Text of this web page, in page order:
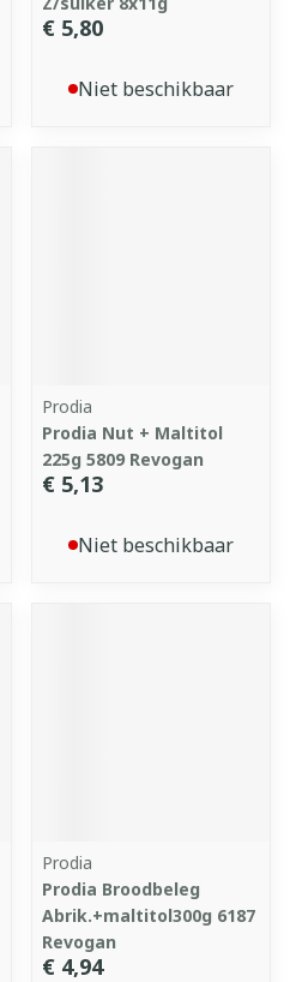
€ 5,80
Niet beschikbaar
Prodia
Prodia Nut + Maltitol
225g 5809 Revogan
€ 5,13
Niet beschikbaar
Prodia
Prodia Broodbeleg
Abrik.+maltitol300g 6187
Revogan
€ 4,94